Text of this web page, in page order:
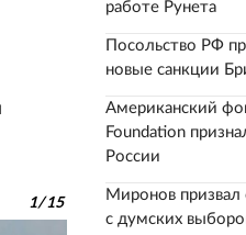
1/15
работе Рунета
Посольство РФ
новые санкции
Американский
Foundation
России
Миронов
с думских